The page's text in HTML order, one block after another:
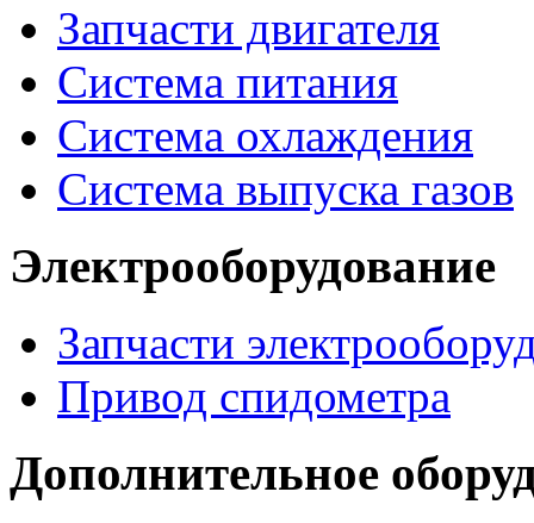
Запчасти двигателя
Система питания
Система охлаждения
Система выпуска газов
Электрооборудование
Запчасти
Привод спидометра
Дополнительное